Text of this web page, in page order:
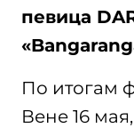
певица
По итогам
Вене 16